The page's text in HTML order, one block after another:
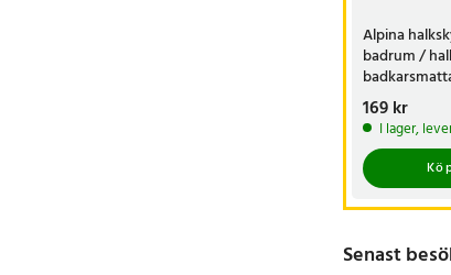
Alpina
badrum /
duschmatta
sugkoppar /
antiskli
Pris:169 kr
169 kr
I lager,
Senast